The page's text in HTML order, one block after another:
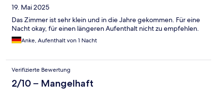
19. Mai 2025
Das Zimmer ist sehr klein und in die Jahre gekommen. Für eine
Nacht okay, für einen längeren Aufenthalt nicht zu empfehlen.
Anke, Aufenthalt von 1 Nacht
Verifizierte Bewertung
2/10 – Mangelhaft